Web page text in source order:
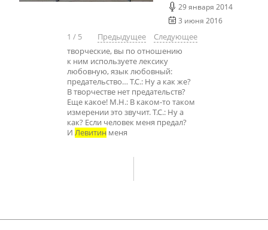
29 января 2014
3 июня 2016
1 / 5 Предыдущее
Следующее
творческие, вы по отношению
к ним используете лексику
любовную, язык любовный:
предательство… Т.С.: Ну а как же?
В творчестве нет предательств?
Еще какое! М.Н.: В каком-то таком
измерении это звучит. Т.С.: Ну а
как? Если человек меня предал?
И Левитин меня